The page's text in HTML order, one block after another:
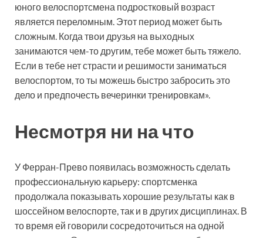
юного велоспортсмена подростковый возраст
является переломным. Этот период может быть
сложным. Когда твои друзья на выходных
занимаются чем-то другим, тебе может быть тяжело.
Если в тебе нет страсти и решимости заниматься
велоспортом, то ты можешь быстро забросить это
дело и предпочесть вечеринки тренировкам».
Несмотря ни на что
У Ферран-Прево появилась возможность сделать
профессиональную карьеру: спортсменка
продолжала показывать хорошие результаты как в
шоссейном велоспорте, так и в других дисциплинах. В
то время ей говорили сосредоточиться на одной